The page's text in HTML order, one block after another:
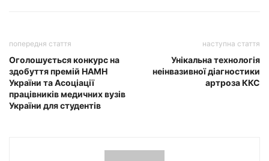
попередня стаття
Оголошується конкурс на
здобуття премій НАМН
України та Асоціації
працівників медичних вузів
України для студентів
наступна стаття
Унікальна технологія
неінвазивної діагностики
артроза ККС